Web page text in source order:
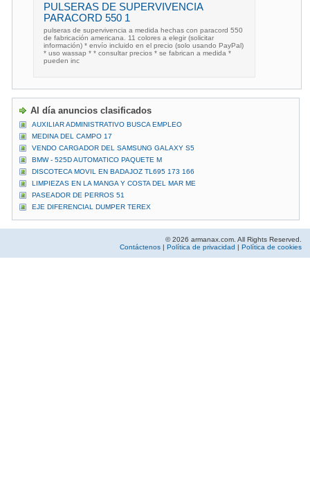
PULSERAS DE SUPERVIVENCIA
PARACORD 550 1
pulseras de supervivencia a medida hechas con paracord 550
de fabricación americana. 11 colores a elegir (solicitar
información) * envío incluido en el precio (solo usando PayPal)
* uso wassap * * consultar precios * se fabrican a medida *
pueden inc
Al día anuncios clasificados
AUXILIAR ADMINISTRATIVO BUSCA EMPLEO
MEDINA DEL CAMPO 17
VENDO CARGADOR DEL SAMSUNG GALAXY S5
BMW - 525D AUTOMATICO PAQUETE M
DISCOTECA MOVIL EN BADAJOZ TL695 173 166
LIMPIEZAS EN LA MANGA Y COSTA DEL MAR ME
PASEADOR DE PERROS 51
EJE DIFERENCIAL DUMPER TEREX
© 2026 armanax.com. All Rights Reserved.
Contáctenos | Política de privacidad | Política de cookies